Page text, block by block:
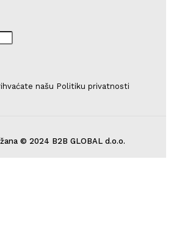
našu Politiku privatnosti
© 2024 B2B GLOBAL d.o.o.